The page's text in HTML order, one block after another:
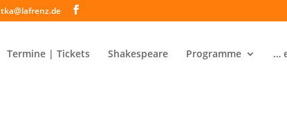
tka@lafrenz.de
Termine | Tickets Shakespeare Programme …